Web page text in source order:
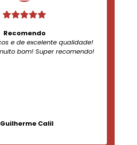
Recomendo
e de excelente qualidade!
bom! Super recomendo!
Guilherme Calil